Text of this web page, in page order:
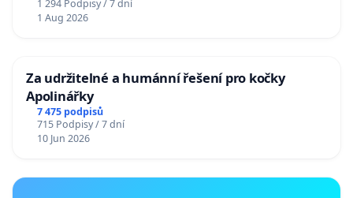
1 294 Podpisy / 7 dní
1 Aug 2026
Za udržitelné a humánní řešení pro kočky
Apolinářky
7 475 podpisů
715 Podpisy / 7 dní
10 Jun 2026